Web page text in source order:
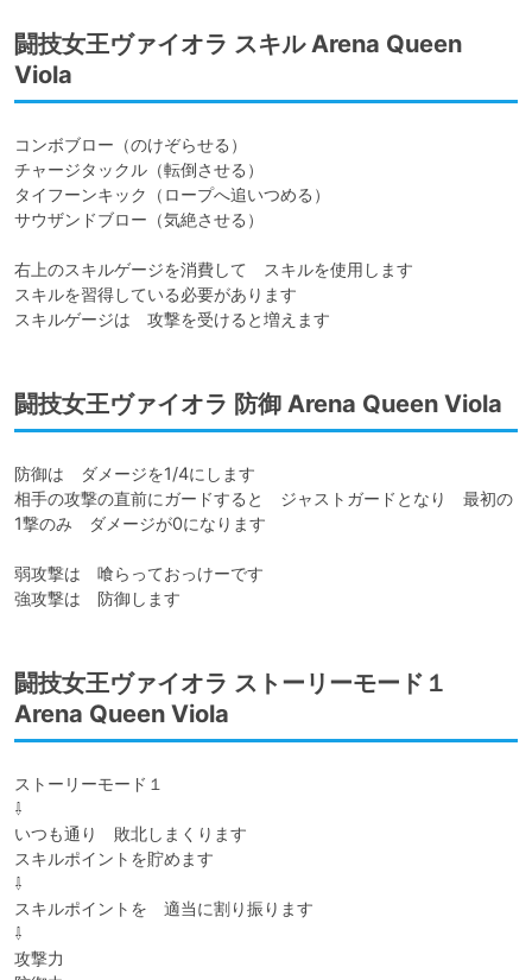
闘技女王ヴァイオラ スキル Arena Queen
Viola
コンボブロー（のけぞらせる）
チャージタックル（転倒させる）
タイフーンキック（ロープへ追いつめる）
サウザンドブロー（気絶させる）
右上のスキルゲージを消費して　スキルを使用します
スキルを習得している必要があります
スキルゲージは　攻撃を受けると増えます
闘技女王ヴァイオラ 防御 Arena Queen Viola
防御は　ダメージを1/4にします
相手の攻撃の直前にガードすると　ジャストガードとなり　最初の
1撃のみ　ダメージが0になります
弱攻撃は　喰らっておっけーです
強攻撃は　防御します
闘技女王ヴァイオラ ストーリーモード１
Arena Queen Viola
ストーリーモード１
⇩
いつも通り　敗北しまくります
スキルポイントを貯めます
⇩
スキルポイントを　適当に割り振ります
⇩
攻撃力